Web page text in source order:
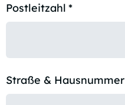
Postleitzahl *
Straße & Hausnummer